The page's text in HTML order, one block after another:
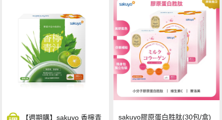
【週期購】sakuyo 香檸青
sakuyo膠原蛋白胜肽(30包/盒)